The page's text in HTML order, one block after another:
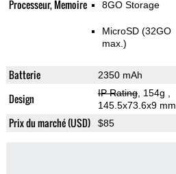
Processeur, Memoire 8GO Storage
MicroSD (32GO
max.)
Batterie 2350 mAh
Design IP Rating, 154g
145.5x73.6x9 mm
Prix du marché (USD) $85